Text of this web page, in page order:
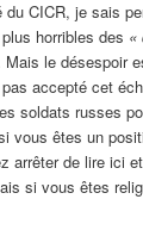
du CICR, je sais
horribles des «
le désespoir
accepté cet
soldats russes
vous êtes un
arrêter de lire ici
si vous êtes